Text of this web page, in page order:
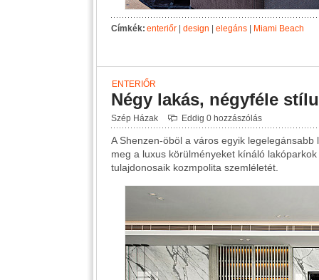
Címkék:enteriőr design elegáns Miami Beach
ENTERIŐR
Négy lakás, négyféle
Szép Házak Eddig 0 hozzászólás
A Shenzen-öböl a város egyik
meg a luxus körülményeket kínáló
tulajdonosaik kozmpolita szemléletét.